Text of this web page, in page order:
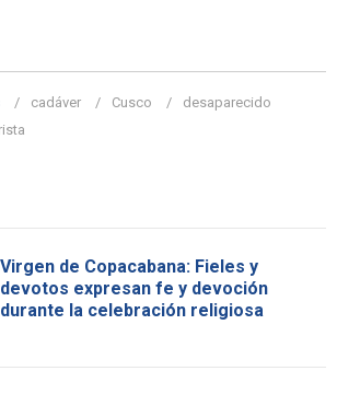
cadáver Cusco
desaparecido
Virgen de Copacabana: Fieles y
devotos expresan fe y devoción
durante la celebración religiosa